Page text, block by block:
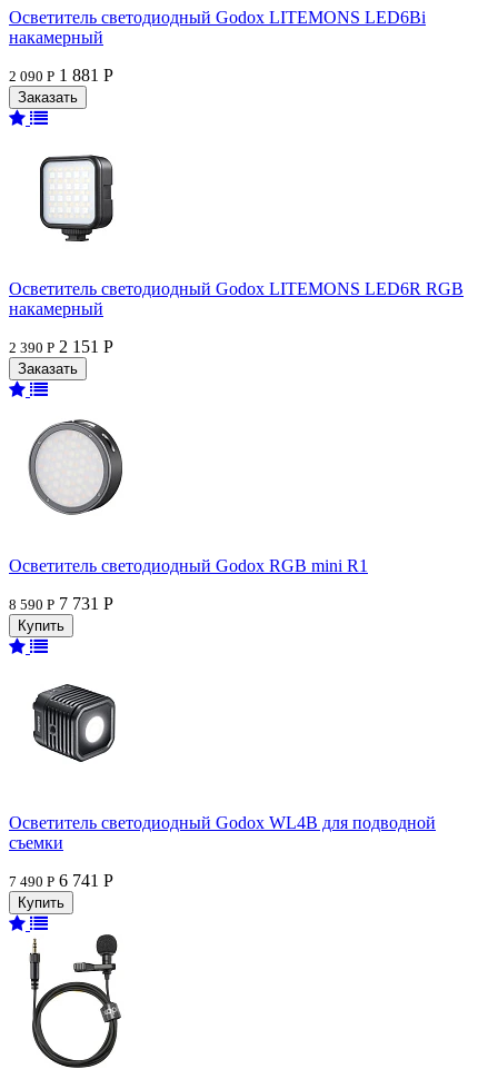
Осветитель светодиодный Godox LITEMONS LED6Bi
накамерный
2 090 Р 1 881 Р
Осветитель светодиодный Godox LITEMONS LED6R RGB
накамерный
2 390 Р 2 151 Р
Осветитель светодиодный Godox RGB mini R1
8 590 Р 7 731 Р
Осветитель светодиодный Godox WL4B для подводной
съемки
7 490 Р 6 741 Р